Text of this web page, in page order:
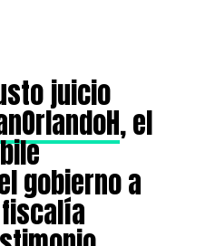
juicio
, el
gobierno a